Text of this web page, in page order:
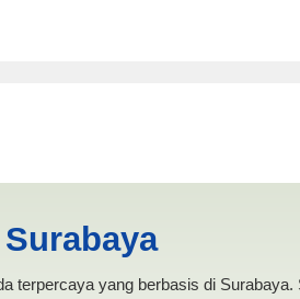
terpercaya yang berbasis di